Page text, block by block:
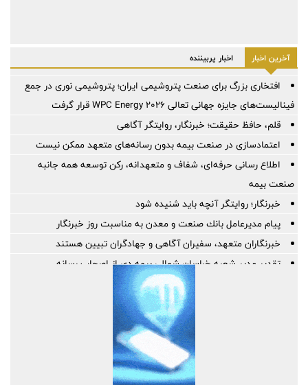
آخرین اخبار اخبار پربیننده
افتخاری بزرگ برای صنعت پتروشیمی ایران؛ پتروشیمی نوری در جمع
فینالیست‌های جایزه جهانی تعالی WPC Energy 2026 قرار گرفت
قلم، حافظ حقیقت؛ خبرنگار، روایتگر آگاهی
اعتمادسازی در صنعت بیمه بدون رسانه‌های متعهد ممکن نیست
اطلاع رسانی حرفه‌ای، شفاف و متعهدانه، رکن توسعه همه جانبه
صنعت بیمه
خبرنگار؛ روایتگر آنچه باید شنیده شود
پیام مدیرعامل بانك صنعت و معدن به مناسبت روز خبرنگار
خبرنگاران متعهد، سفیران آگاهی و جهادگران تبیین هستند
تقدیر مدیر شعبه خراسان شمالی بیمه دی از اصحاب رسانه
پیام دکتر بیگدلی، مدیرعامل بانک گردشگری به مناسبت روز خبرنگار
روایت مسئولانه رسانه‌ها، پشتوانه امید و اعتماد در روزهــای بازسازی
خبر خوش استاندار مازندران برای خبرنگاران؛‌ بیمه پایه و ‌تکمیلی